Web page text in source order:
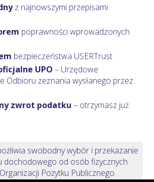
z najnowszymi przepisami
poprawności wprowadzonych
bezpieczeństwa USERTrust
UPO – Urzędowe
Odbioru zeznania wysłanego przez
zwrot podatku – otrzymasz już
swobodny wybór i przekazanie
dochodowego od osób fizycznych
Pożytku Publicznego.